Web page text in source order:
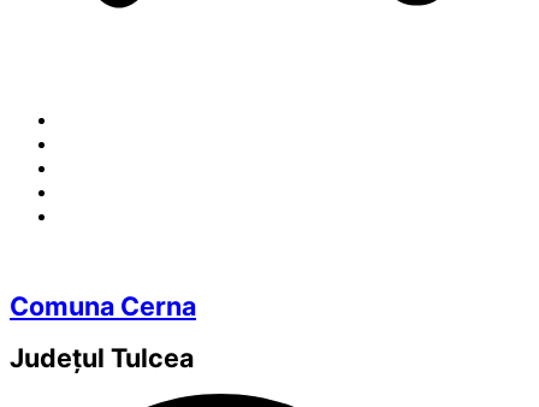
Comuna Cerna
Județul Tulcea